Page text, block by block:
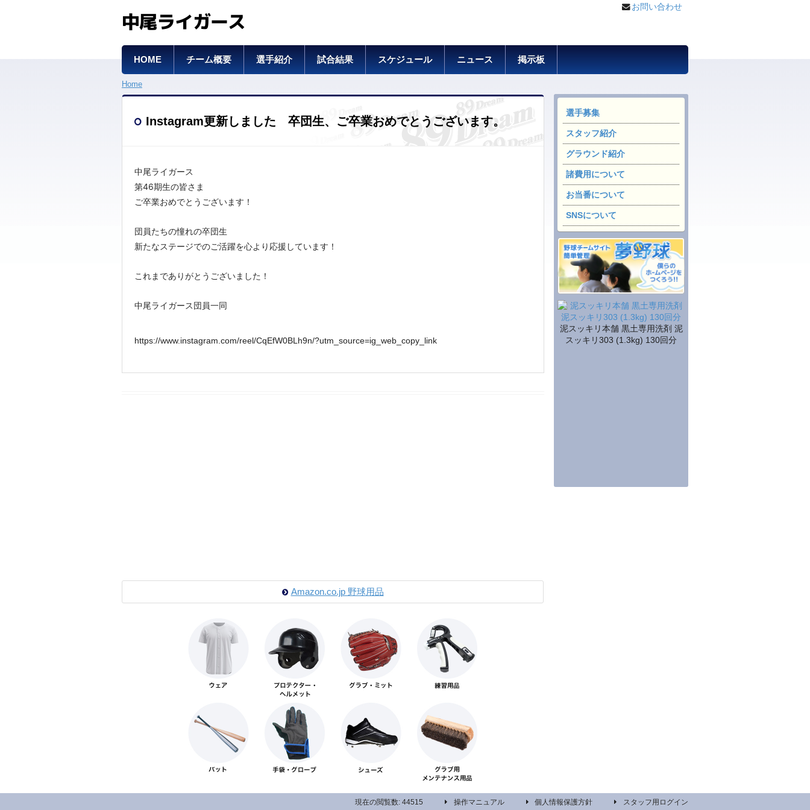
中尾ライガース
お問い合わせ
HOME チーム概要 選手紹介 試合結果 スケジュール ニュース 掲示板
選手募集
スタッフ紹介
グラウンド紹介
諸費用について
お当番について
SNSについて
泥スッキリ本舗 黒土専用洗剤 泥
スッキリ303 (1.3kg) 130回分
Home
Instagram更新しました 卒団生、ご卒業おめでとうございます。
中尾ライガース
第46期生の皆さま
ご卒業おめでとうございます！
団員たちの憧れの卒団生
新たなステージでのご活躍を心より応援しています！
これまでありがとうございました！
中尾ライガース団員一同
https://www.instagram.com/reel/CqEfW0BLh9n/?utm_source=ig_web_copy_link
Amazon.co.jp 野球用品
現在の閲覧数: 44515 操作マニュアル 個人情報保護方針 スタッフ用ログイン